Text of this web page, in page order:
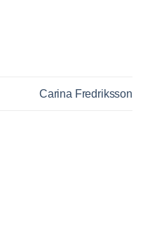
Carina Fredriksson